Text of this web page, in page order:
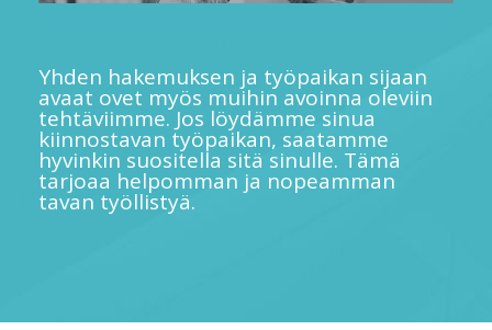
Yhden hakemuksen ja työpaikan sijaan
avaat ovet myös muihin avoinna oleviin
tehtäviimme. Jos löydämme sinua
kiinnostavan työpaikan, saatamme
hyvinkin suositella sitä sinulle. Tämä
tarjoaa helpomman ja nopeamman
tavan työllistyä.